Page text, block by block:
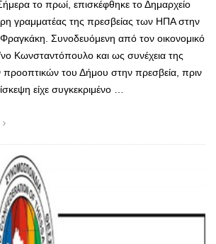
το πρωί, επισκέφθηκε το Δημαρχείο
γραμματέας της πρεσβείας των ΗΠΑ στην
Συνοδευόμενη από τον οικονομικό
Κωνσταντόπουλο και ως συνέχεια της
του Δήμου στην πρεσβεία, πριν
είχε συγκεκριμένο …